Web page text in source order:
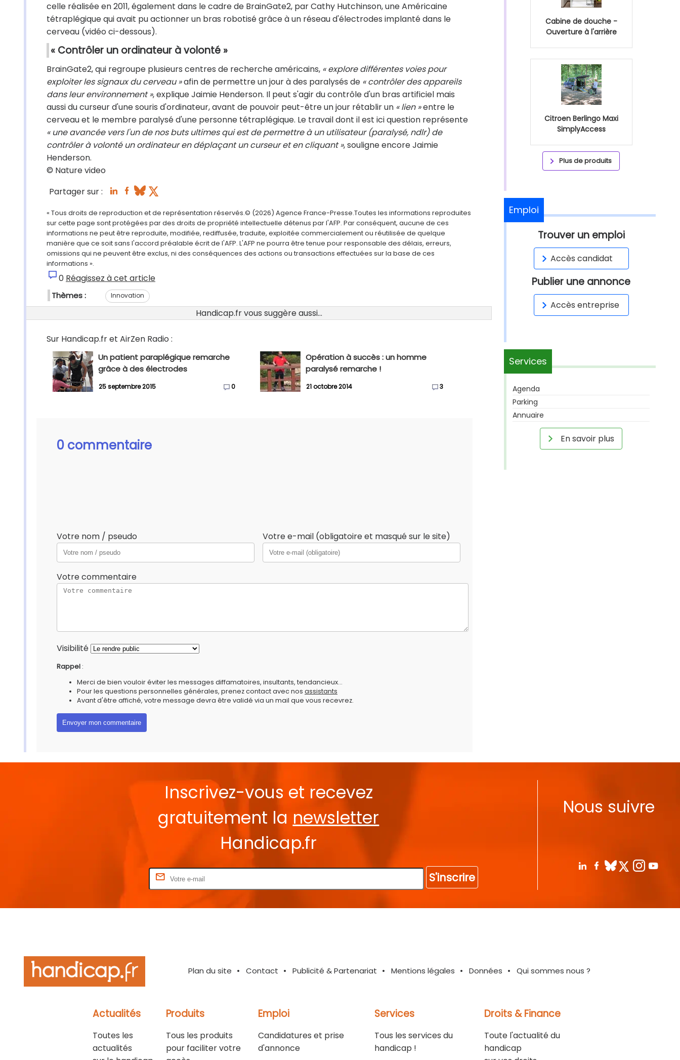
celle réalisée en 2011, également dans le cadre de BrainGate2, par Cathy Hutchinson, une Américaine
tétraplégique qui avait pu actionner un bras robotisé grâce à un réseau d'électrodes implanté dans le
cerveau (vidéo ci-dessous).
« Contrôler un ordinateur à volonté »
BrainGate2, qui regroupe plusieurs centres de recherche américains, « explore différentes voies pour
exploiter les signaux du cerveau »afin de permettre un jour à des paralysés de « contrôler des appareils
dans leur environnement », explique Jaimie Henderson. Il peut s'agir du contrôle d'un bras artificiel mais
aussi du curseur d'une souris d'ordinateur, avant de pouvoir peut-être un jour rétablir un « lien »entre le
cerveau et le membre paralysé d'une personne tétraplégique. Le travail dont il est ici question représente
« une avancée vers l'un de nos buts ultimes qui est de permettre à un utilisateur (paralysé, ndlr) de
contrôler à volonté un ordinateur en déplaçant un curseur et en cliquant », souligne encore Jaimie
Henderson.
© Nature video
Partager sur :
« Tous droits de reproduction et de représentation réservés.© (2026) Agence France-Presse.Toutes les informations reproduites
sur cette page sont protégées par des droits de propriété intellectuelle détenus par l'AFP. Par conséquent, aucune de ces
informations ne peut être reproduite, modifiée, rediffusée, traduite, exploitée commercialement ou réutilisée de quelque
manière que ce soit sans l'accord préalable écrit de l'AFP. L'AFP ne pourra être tenue pour responsable des délais, erreurs,
omissions qui ne peuvent être exclus, ni des conséquences des actions ou transactions effectuées sur la base de ces
informations ».
0 Réagissez à cet article
Thèmes : Innovation
Handicap.fr vous suggère aussi...
Sur Handicap.fr et AirZen Radio :
Un patient paraplégique remarche
grâce à des électrodes
25 septembre 2015 0
Opération à succès : un homme
paralysé remarche !
21 octobre 2014 3
0 commentaire
Votre nom / pseudo Votre e-mail (obligatoire et masqué sur le site)
Votre commentaire
Visibilité
Rappel :
Merci de bien vouloir éviter les messages diffamatoires, insultants, tendancieux...
Pour les questions personnelles générales, prenez contact avec nos assistants
Avant d'être affiché, votre message devra être validé via un mail que vous recevrez.
Cabine de douche -
Ouverture à l'arrière
Citroen Berlingo Maxi
SimplyAccess
Plus de produits
Emploi
Trouver un emploi
Accès candidat
Publier une annonce
Accès entreprise
Services
Agenda
Parking
Annuaire
En savoir plus
Inscrivez-vous et recevez
gratuitement la newsletter
Handicap.fr
S'inscrire
Nous suivre
Plan du site Contact Publicité & Partenariat Mentions légales Données Qui sommes nous ?
Actualités
Toutes les
actualités
Produits
Tous les produits
pour faciliter votre
Emploi
Candidatures et prise
d'annonce
Services
Tous les services du
handicap !
Droits & Finance
Toute l'actualité du
handicap